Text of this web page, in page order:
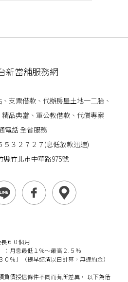
新當舖服務網
、支票借款、代辦房屋土地一二胎、
精品典當、軍公教借款、代償專案
電話 全省服務
５３２７２７(息低放款迅速)
縣竹北市中華路975號
６０個月
：月息最低１％～最高２.５％
％］（提早結清以日計算，無違約金）
負債授信條件不同而有所差異， 以下為借